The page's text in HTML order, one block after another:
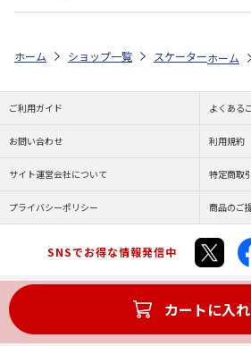
カートに入
ホーム ショップ一覧 スケーター 抗
ホーム
ご利用ガイド よくある
お問い合わせ 利用規約
サイト運営会社について 特定商取
プライバシーポリシー 商品のご
SNSでお得な情報発信中